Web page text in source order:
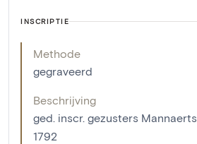
INSCRIPTIE
Methode
gegraveerd
Beschrijving
ged. inscr. gezusters
1792